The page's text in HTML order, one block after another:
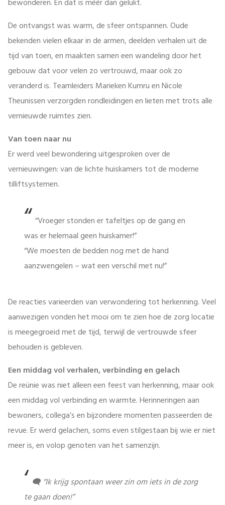
bewonderen. En dat is méér dan gelukt.
De ontvangst was warm, de sfeer ontspannen. Oude
bekenden vielen elkaar in de armen, deelden verhalen uit de
tijd van toen, en maakten samen een wandeling door het
gebouw dat voor velen zo vertrouwd, maar ook zo
veranderd is. Teamleiders Marieken Kumru en Nicole
Theunissen verzorgden rondleidingen en lieten met trots alle
vernieuwde ruimtes zien.
Van toen naar nu
Er werd veel bewondering uitgesproken over de
vernieuwingen: van de lichte huiskamers tot de moderne
tilliftsystemen.
“Vroeger stonden er tafeltjes op de gang en
was er helemaal geen huiskamer!”
“We moesten de bedden nog met de hand
aanzwengelen – wat een verschil met nu!”
De reacties varieerden van verwondering tot herkenning. Veel
aanwezigen vonden het mooi om te zien hoe de zorg locatie
is meegegroeid met de tijd, terwijl de vertrouwde sfeer
behouden is gebleven.
Een middag vol verhalen, verbinding en gelach
De reünie was niet alleen een feest van herkenning, maar ook
een middag vol verbinding en warmte. Herinneringen aan
bewoners, collega’s en bijzondere momenten passeerden de
revue. Er werd gelachen, soms even stilgestaan bij wie er niet
meer is, en volop genoten van het samenzijn.
🗨️ “Ik krijg spontaan weer zin om iets in de zorg
te gaan doen!”